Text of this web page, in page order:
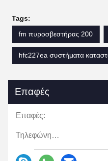
Tags:
fm πυροσβεστήρας 200
hfc227ea συστήματα
Επαφές
Επαφές:
Τηλεφώνημα: